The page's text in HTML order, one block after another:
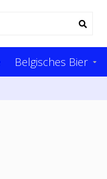
Belgisches Bier